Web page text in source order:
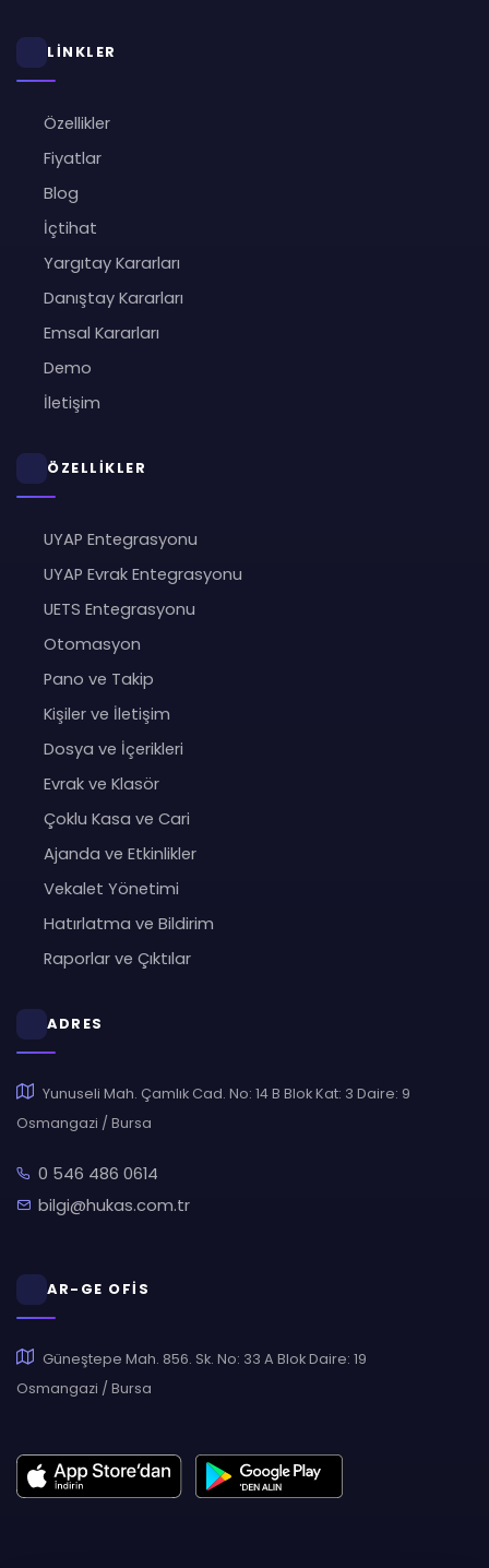
LİNKLER
Özellikler
Fiyatlar
Blog
İçtihat
Yargıtay Kararları
Danıştay Kararları
Emsal Kararları
Demo
İletişim
ÖZELLİKLER
UYAP Entegrasyonu
UYAP Evrak Entegrasyonu
UETS Entegrasyonu
Otomasyon
Pano ve Takip
Kişiler ve İletişim
Dosya ve İçerikleri
Evrak ve Klasör
Çoklu Kasa ve Cari
Ajanda ve Etkinlikler
Vekalet Yönetimi
Hatırlatma ve Bildirim
Raporlar ve Çıktılar
ADRES
Yunuseli Mah. Çamlık Cad. No: 14 B Blok Kat: 3 Daire: 9
Osmangazi / Bursa
0 546 486 0614
bilgi@hukas.com.tr
AR-GE OFİS
Güneştepe Mah. 856. Sk. No: 33 A Blok Daire: 19
Osmangazi / Bursa